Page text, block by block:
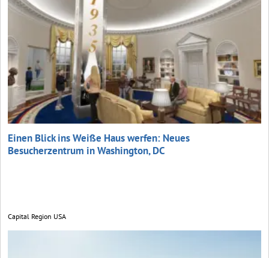
Einen Blick ins Weiße Haus werfen: Neues
Besucherzentrum in Washington, DC
Capital Region USA